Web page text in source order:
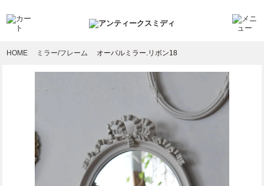
HOME ミラー/フレーム オーバルミラー.リボン18